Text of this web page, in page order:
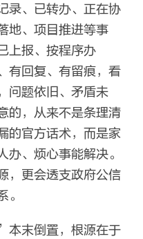
录、已转办、正在协
地、项目推进等事
上报、按程序办
有回复、有留痕，看
问题依旧、矛盾未
的，从来不是条理清
的官方话术，而是家
办、烦心事能解决。
，更会透支政府公信
。
倒置，根源在于